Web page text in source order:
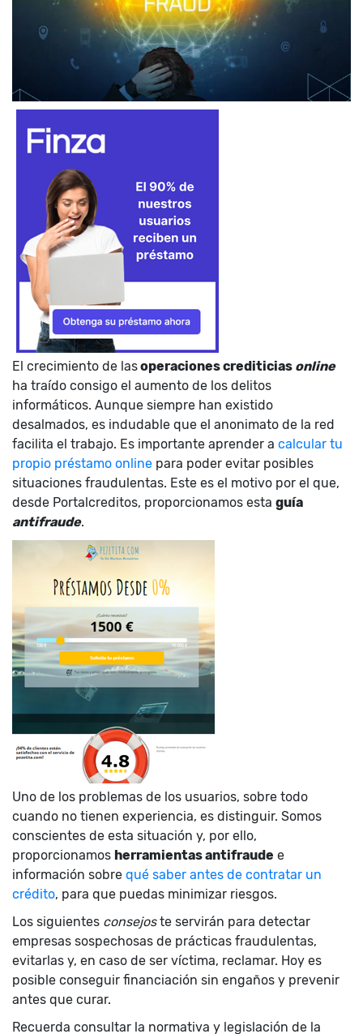
El crecimiento de lasoperaciones crediticias online
ha traído consigo el aumento de los delitos
informáticos. Aunque siempre han existido
desalmados, es indudable que el anonimato de la red
facilita el trabajo. Es importante aprender a calcular tu
propio préstamo online para poder evitar posibles
situaciones fraudulentas. Este es el motivo por el que,
desde Portalcreditos, proporcionamos esta guía
antifraude.
Uno de los problemas de los usuarios, sobre todo
cuando no tienen experiencia, es distinguir. Somos
conscientes de esta situación y, por ello,
proporcionamos herramientas antifraude e
información sobre qué saber antes de contratar un
crédito, para que puedas minimizar riesgos.
Los siguientes consejoste servirán para detectar
empresas sospechosas de prácticas fraudulentas,
evitarlas y, en caso de ser víctima, reclamar. Hoy es
posible conseguir financiación sin engaños y prevenir
antes que curar.
Recuerda consultar la normativa y legislación de la